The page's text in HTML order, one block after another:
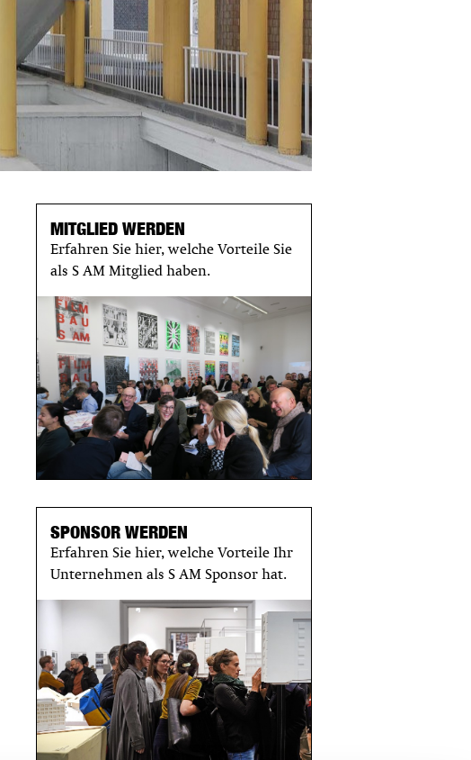
MITGLIED WERDEN
Erfahren Sie hier, welche Vorteile Sie
als S AM Mitglied haben.
SPONSOR WERDEN
Erfahren Sie hier, welche Vorteile Ihr
Unternehmen als S AM Sponsor hat.